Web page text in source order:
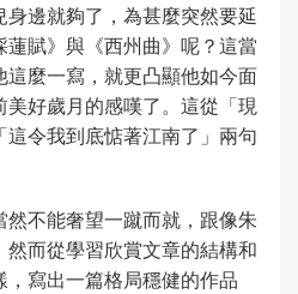
邊就夠了，為甚麼突然要延
賦》與《西州曲》呢？這當
麼一寫，就更凸顯他如今面
好歲月的感嘆了。這從「現
令我到底惦著江南了」兩句
不能奢望一蹴而就，跟像朱
而從學習欣賞文章的結構和
寫出一篇格局穩健的作品